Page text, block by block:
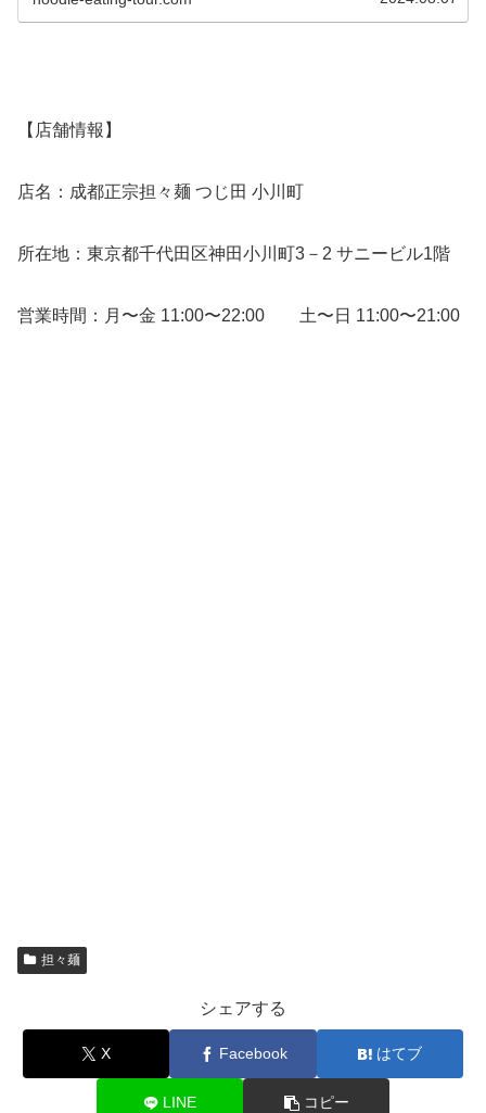
【店舗情報】
店名：成都正宗担々麺 つじ田 小川町
所在地：東京都千代田区神田小川町3－2 サニービル1階
営業時間：月〜金 11:00〜22:00 土〜日 11:00〜21:00
担々麺
シェアする
X Facebook はてブ
LINE コピー